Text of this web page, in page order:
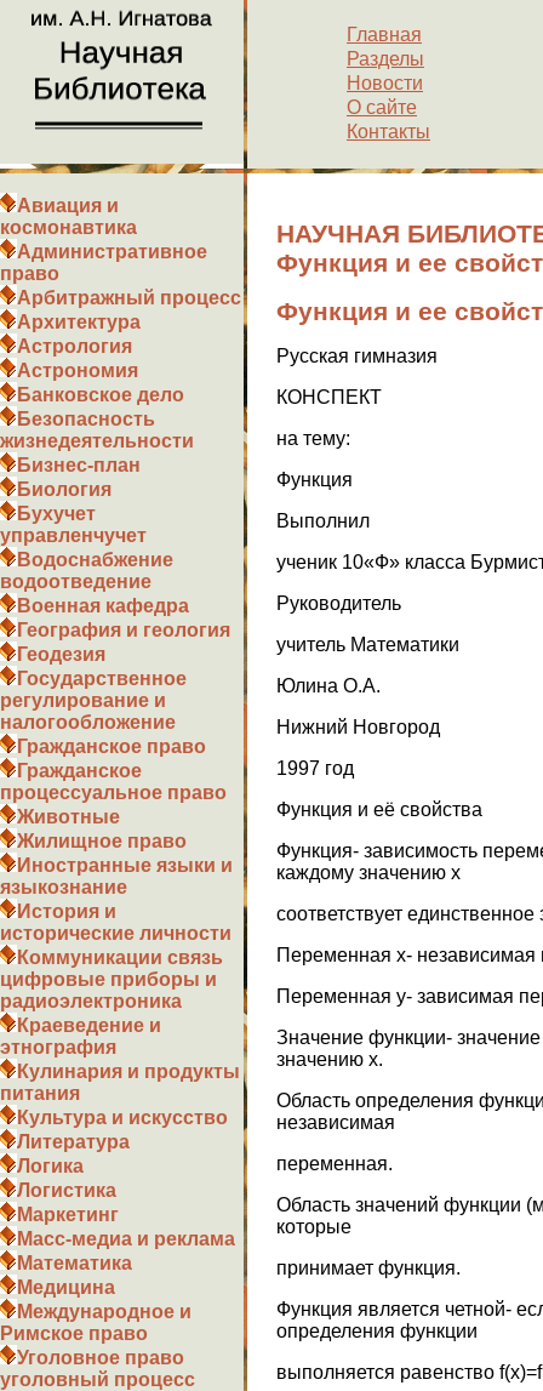
Главная
Разделы
Новости
О сайте
Контакты
Авиация и
космонавтика
Административное
право
Арбитражный процесс
Архитектура
Астрология
Астрономия
Банковское дело
Безопасность
жизнедеятельности
Бизнес-план
Биология
Бухучет
управленчучет
Водоснабжение
водоотведение
Военная кафедра
География и геология
Геодезия
Государственное
регулирование и
налогообложение
Гражданское право
Гражданское
процессуальное право
Животные
Жилищное право
Иностранные языки и
языкознание
История и
исторические личности
Коммуникации связь
цифровые приборы и
радиоэлектроника
Краеведение и
этнография
Кулинария и продукты
питания
Культура и искусство
Литература
Логика
Логистика
Маркетинг
Масс-медиа и реклама
Математика
Медицина
Международное и
Римское право
Уголовное право
уголовный процесс
НАУЧНАЯ
Функция и ее
Функция и ее
Русская гимназия
КОНСПЕКТ
на тему:
Функция
Выполнил
ученик 10«Ф» класса
Руководитель
учитель Математики
Юлина О.А.
Нижний Новгород
1997 год
Функция и её свойства
Функция- зависимость
каждому значению х
соответствует единственное
Переменная х- независимая
Переменная у- зависимая
Значение функции-
значению х.
Область определения
независимая
переменная.
Область значений функции
которые
принимает функция.
Функция является четной-
определения функции
выполняется равенство